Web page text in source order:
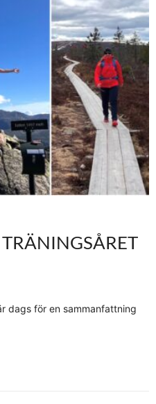
dags för en sammanfattning